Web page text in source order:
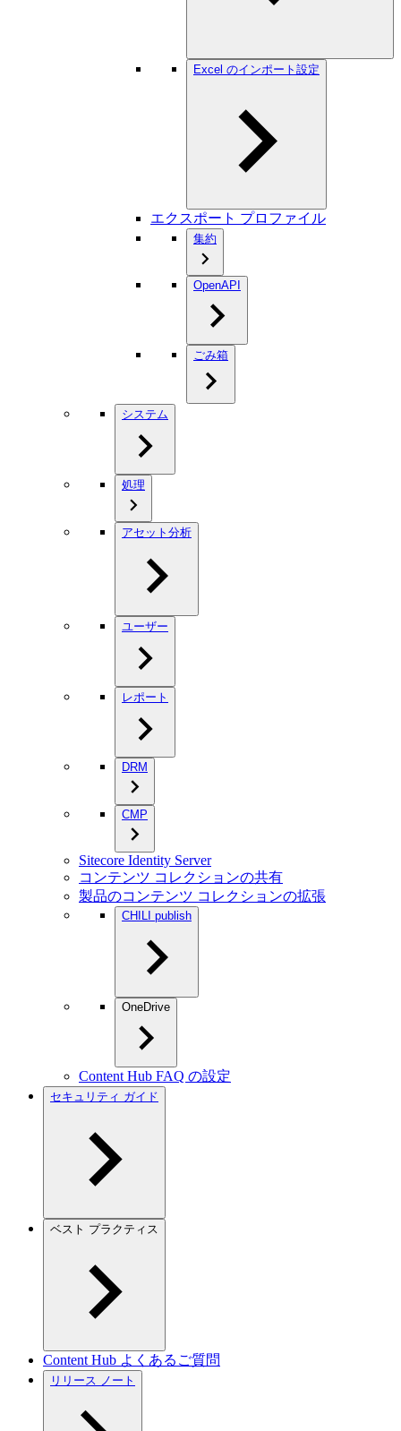
Excel のインポート設定
エクスポート プロファイル
集約
OpenAPI
ごみ箱
システム
処理
アセット分析
ユーザー
レポート
DRM
CMP
Sitecore Identity Server
コンテンツ コレクションの共有
製品のコンテンツ コレクションの拡張
CHILI publish
OneDrive
Content Hub FAQ の設定
セキュリティ ガイド
ベスト プラクティス
Content Hub よくあるご質問
リリース ノート